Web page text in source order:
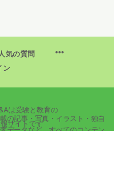
人気の質問
ン
は受験と教育の
サイトです
の記事・写真・イラスト・独自
データなど、すべてのコンテン